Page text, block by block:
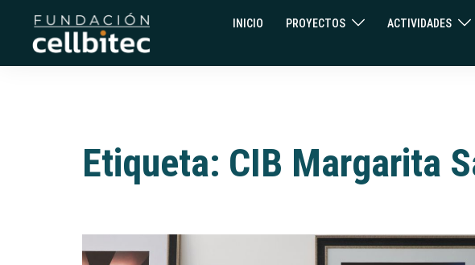
INICIO PROYECTOS ACTIVIDADES
Etiqueta: CIB Margarita